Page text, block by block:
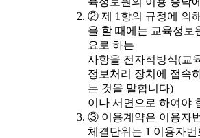
② 제 1항의 규정에 의
을 할 때에는 교육정보
요로 하는
사항을 전자적방식(교
정보처리 장치에 접속
는 것을 말합니다)
이나 서면으로 하여야
③ 이용계약은 이용자
체결단위는 1 이용자번